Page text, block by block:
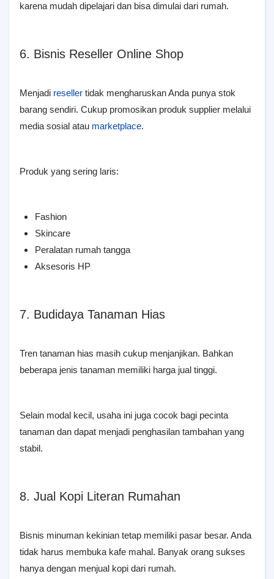
karena mudah dipelajari dan bisa dimulai dari rumah.
6. Bisnis Reseller Online Shop
Menjadi reseller tidak mengharuskan Anda punya stok
barang sendiri. Cukup promosikan produk supplier melalui
media sosial atau marketplace.
Produk yang sering laris:
Fashion
Skincare
Peralatan rumah tangga
Aksesoris HP
7. Budidaya Tanaman Hias
Tren tanaman hias masih cukup menjanjikan. Bahkan
beberapa jenis tanaman memiliki harga jual tinggi.
Selain modal kecil, usaha ini juga cocok bagi pecinta
tanaman dan dapat menjadi penghasilan tambahan yang
stabil.
8. Jual Kopi Literan Rumahan
Bisnis minuman kekinian tetap memiliki pasar besar. Anda
tidak harus membuka kafe mahal. Banyak orang sukses
hanya dengan menjual kopi dari rumah.